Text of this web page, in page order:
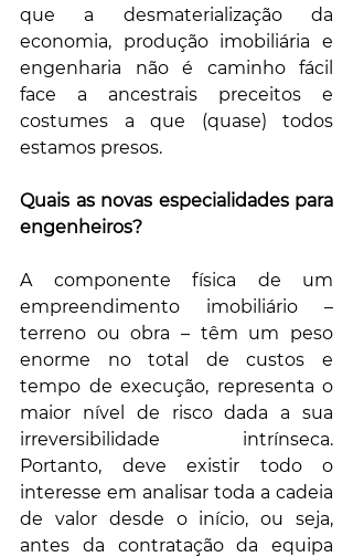
que a desmaterialização da
economia, produção imobiliária e
engenharia não é caminho fácil
face a ancestrais preceitos e
costumes a que (quase) todos
estamos presos.
Quais as novas especialidades para
engenheiros?
A componente física de um
empreendimento imobiliário –
terreno ou obra – têm um peso
enorme no total de custos e
tempo de execução, representa o
maior nível de risco dada a sua
irreversibilidade intrínseca.
Portanto, deve existir todo o
interesse em analisar toda a cadeia
de valor desde o início, ou seja,
antes da contratação da equipa